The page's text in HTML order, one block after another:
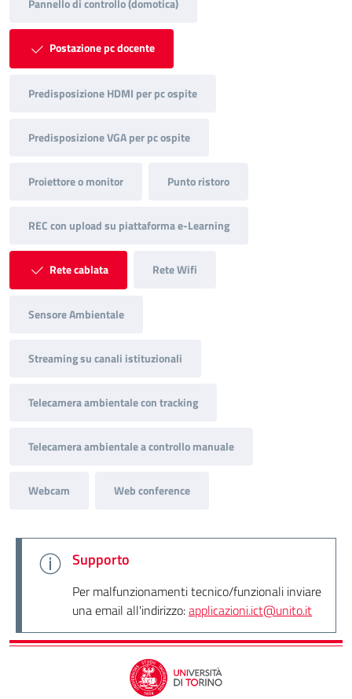
Pannello di controllo (domotica)
Postazione pc docente
Predisposizione HDMI per pc ospite
Predisposizione VGA per pc ospite
Proiettore o monitor Punto ristoro
REC con upload su piattaforma e-Learning
Rete cablata Rete Wifi
Sensore Ambientale
Streaming su canali istituzionali
Telecamera ambientale con tracking
Telecamera ambientale a controllo manuale
Webcam Web conference
Supporto
Per malfunzionamenti tecnico/funzionali inviare
una email all'indirizzo:applicazioni.ict@unito.it